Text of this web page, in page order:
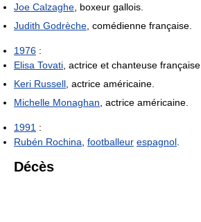
Joe Calzaghe , boxeur gallois.
Judith Godrèche , comédienne française.
1976 :
Elisa Tovati , actrice et chanteuse française.
Keri Russell , actrice américaine.
Michelle Monaghan , actrice américaine.
1991 :
Rubén Rochina footballeur espagnol
Décès